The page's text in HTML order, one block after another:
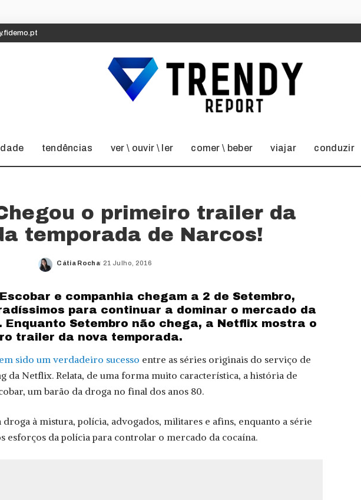
tendências ver \ ouvir \ ler comer \ beber viajar conduzir
o primeiro trailer da
temporada de Narcos!
Posted
Cátia Rocha 21 Julho, 2016
e companhia chegam a 2 de Setembro,
para continuar a dominar o mercado da
Enquanto Setembro não chega, a Netflix mostra o
trailer da nova temporada.
sido um verdadeiro sucesso entre as séries originais do serviço de
da Netflix. Relata, de uma forma muito característica, a história de
um barão da droga no final dos anos 80.
droga à mistura, polícia, advogados, militares e afins, enquanto a série
esforços da polícia para controlar o mercado da cocaína.